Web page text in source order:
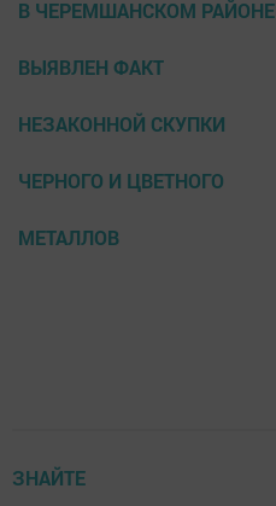
В ЧЕРЕМШАНСКОМ РАЙОНЕ
ВЫЯВЛЕН ФАКТ
НЕЗАКОННОЙ СКУПКИ
ЧЕРНОГО И ЦВЕТНОГО
МЕТАЛЛОВ
ЗНАЙТЕ